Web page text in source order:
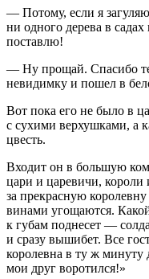
— Потому, если я
ни одного дерева в
поставлю!
— Ну прощай. Спасибо
невидимку и пошел в
Вот пока его не было в
с сухими верхушками, а
цвесть.
Входит он в большую
цари и царевичи, короли
за прекрасную королевну
винами угощаются.
к губам поднесет —
и сразу вышибет. Все
королевна в ту ж
мои друг воротился!»